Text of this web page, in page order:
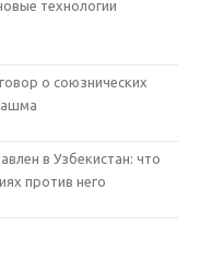
технологии
о союзнических
в Узбекистан: что
против него